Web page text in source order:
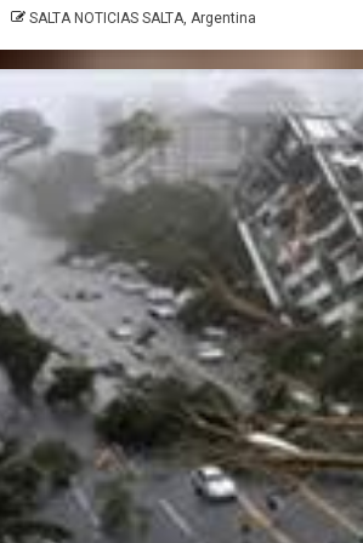
SALTA NOTICIAS SALTA, Argentina